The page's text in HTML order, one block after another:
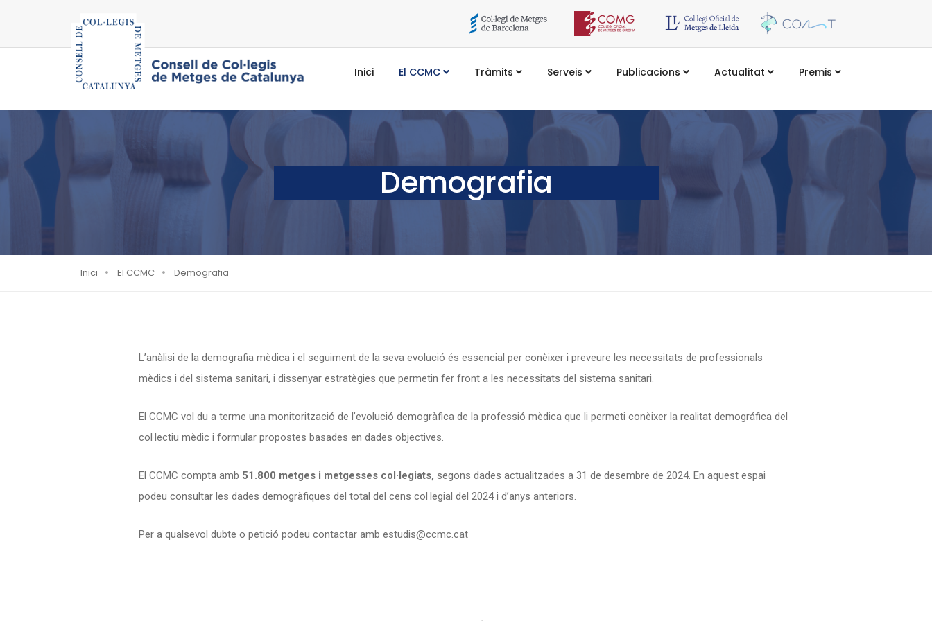
Inici El CCMC Tràmits Serveis Publicacions Actualitat Premis
Demografia
Inici El CCMC Demografia
L’anàlisi de la demografia mèdica i el seguiment de la seva evolució és essencial per conèixer i preveure les necessitats de professionals
mèdics i del sistema sanitari, i dissenyar estratègies que permetin fer front a les necessitats del sistema sanitari.
El CCMC vol du a terme una monitorització de l’evolució demogràfica de la professió mèdica que li permeti conèixer la realitat demográfica del
col·lectiu mèdic i formular propostes basades en dades objectives.
El CCMC compta amb 51.800 metges i metgesses col·legiats, segons dades actualitzades a 31 de desembre de 2024. En aquest espai
podeu consultar les dades demogràfiques del total del cens col·legial del 2024 i d’anys anteriors.
Per a qualsevol dubte o petició podeu contactar amb estudis@ccmc.cat